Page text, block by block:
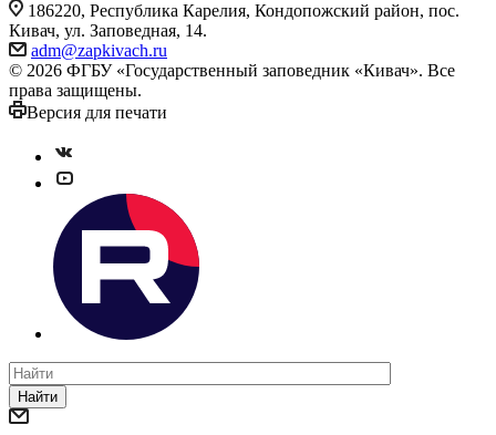
186220, Республика Карелия, Кондопожский район, пос.
Кивач, ул. Заповедная, 14.
adm@zapkivach.ru
© 2026 ФГБУ «Государственный заповедник «Кивач». Все
права защищены.
Версия для печати
Найти